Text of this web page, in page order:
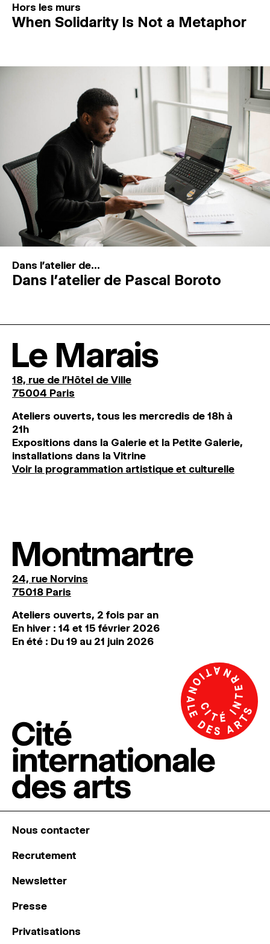
Hors les murs
When Solidarity Is Not a Metaphor
Dans l'atelier de...
Dans l’atelier de Pascal Boroto
Le Marais
18, rue de l'Hôtel de Ville
75004 Paris
Ateliers ouverts, tous les mercredis de 18h à
21h
Expositions dans la Galerie et la Petite Galerie,
installations dans la Vitrine
Voir la programmation artistique et culturelle
Montmartre
24, rue Norvins
75018 Paris
Ateliers ouverts, 2 fois par an
En hiver : 14 et 15 février 2026
En été : Du 19 au 21 juin 2026
Nous contacter
Recrutement
Newsletter
Presse
Privatisations